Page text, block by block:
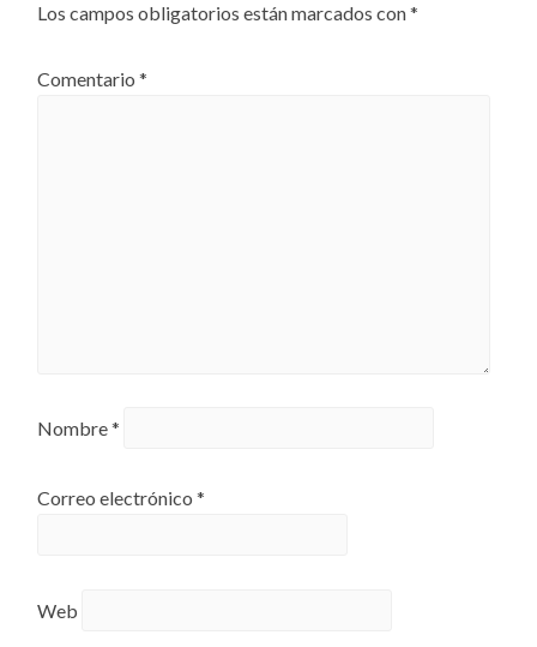
Los campos obligatorios están marcados con*
Comentario*
Nombre*
Correo electrónico*
Web